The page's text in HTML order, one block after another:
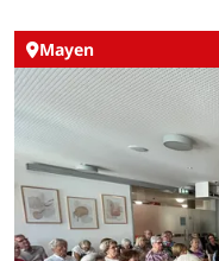
Mayen